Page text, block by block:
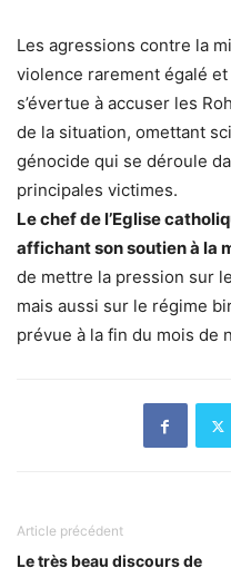
Les agressions contre la
violence rarement égalé
s’évertue à accuser les
de la situation, omettant
génocide qui se déroule
principales victimes.
Le chef de l’Eglise
affichant son soutien à la
de mettre la pression sur
mais aussi sur le régime
prévue à la fin du mois de
Article précédent
Le très beau discours de